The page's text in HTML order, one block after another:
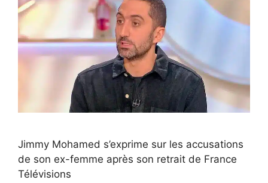
Jimmy Mohamed s’exprime sur les accusations
de son ex-femme après son retrait de France
Télévisions